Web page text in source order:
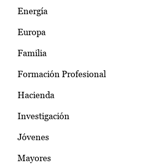
Energía
Europa
Familia
Formación Profesional
Hacienda
Investigación
Jóvenes
Mayores